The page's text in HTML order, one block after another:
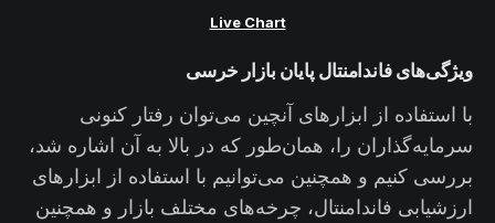
Live Chart
ویژگی‌های فاندامنتال پایان بازار خرسی
با استفاده از ابزارهای آنچین می‌توان رفتار کنونی
سرمایه‌گذاران را، همان‌طور که در بالا به آن اشاره شد،
بررسی کنیم و همچنین می‌توانیم با استفاده از ابزارهای
ارزشیابی فاندامنتال، چرخه‌های مختلف بازار و همچنین